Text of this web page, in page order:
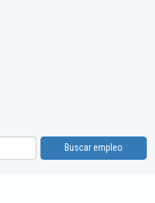
Buscar empleo